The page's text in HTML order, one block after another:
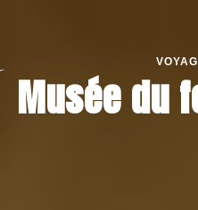
Musée du